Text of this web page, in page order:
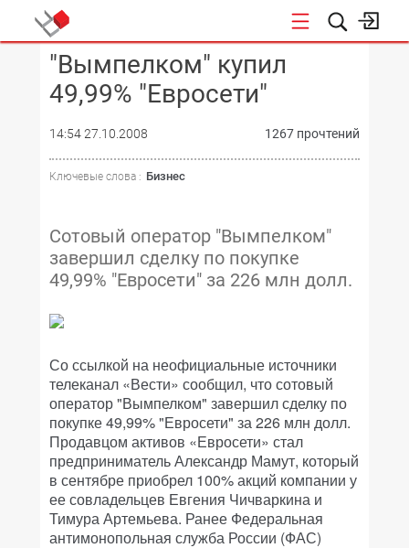
КОНФЕРЕНЦИИ
"Вымпелком" купил
49,99% "Евросети"
14:54 27.10.2008 1267 прочтений
Ключевые слова : Бизнес
Сотовый оператор "Вымпелком"
завершил сделку по покупке
49,99% "Евросети" за 226 млн долл.
Со ссылкой на неофициальные источники
телеканал «Вести» сообщил, что сотовый
оператор "Вымпелком" завершил сделку по
покупке 49,99% "Евросети" за 226 млн долл.
Продавцом активов «Евросети» стал
предприниматель Александр Мамут, который
в сентябре приобрел 100% акций компании у
ее совладельцев Евгения Чичваркина и
Тимура Артемьева. Ранее Федеральная
антимонопольная служба России (ФАС)